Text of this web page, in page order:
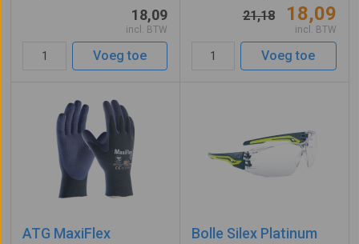
helmschaal van HDPE. Het
binnenwerk is op 4 punten aan
de schaal bevestigd, en
verstelbaar van maat 52 t/m 64
18,09
incl. BTW
Voeg toe
mm voor accessoires zoals
gelaatbescherming en
gehoorbeschermers. Het
binnenwerk is op veel punten
verstelbaar en af te s ...
21,18 18,09
incl. BTW
Voeg toe
ATG MaxiFlex Bolle Silex Platinum